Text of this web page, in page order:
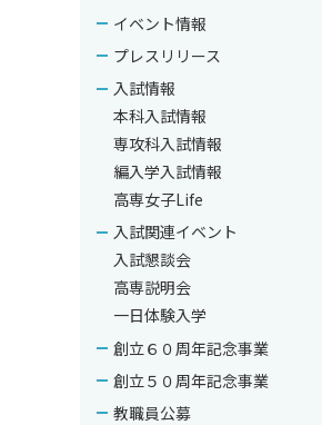
イベント情報
プレスリリース
入試情報
本科入試情報
専攻科入試情報
編入学入試情報
高専女子Life
入試関連イベント
入試懇談会
高専説明会
一日体験入学
創立６０周年記念事業
創立５０周年記念事業
教職員公募